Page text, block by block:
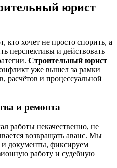
юрист
кто хочет не просто спорить, а
перспективы и действовать
Строительный юрист
уже вышел за рамки
расчётов и процессуальной
и ремонта
работы некачественно, не
возвращать аванс. Мы
и документы, фиксируем
работу и судебную